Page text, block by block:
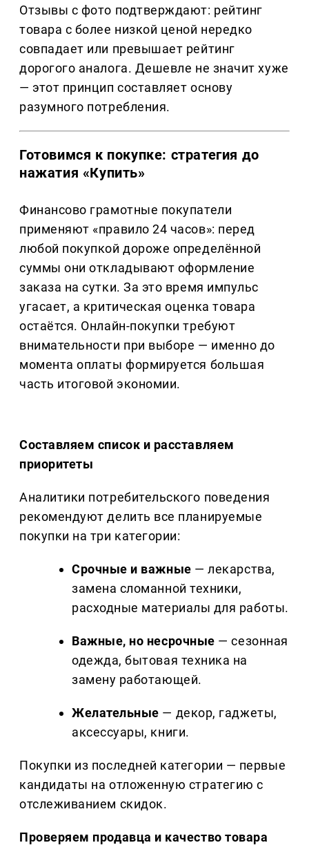
Отзывы с фото подтверждают: рейтинг
товара с более низкой ценой нередко
совпадает или превышает рейтинг
дорогого аналога. Дешевле не значит хуже
— этот принцип составляет основу
разумного потребления.
Готовимся к покупке: стратегия до
нажатия «Купить»
Финансово грамотные покупатели
применяют «правило 24 часов»: перед
любой покупкой дороже определённой
суммы они откладывают оформление
заказа на сутки. За это время импульс
угасает, а критическая оценка товара
остаётся. Онлайн-покупки требуют
внимательности при выборе — именно до
момента оплаты формируется большая
часть итоговой экономии.
Составляем список и расставляем
приоритеты
Аналитики потребительского поведения
рекомендуют делить все планируемые
покупки на три категории:
Срочные и важные — лекарства,
замена сломанной техники,
расходные материалы для работы.
Важные, но несрочные — сезонная
одежда, бытовая техника на
замену работающей.
Желательные — декор, гаджеты,
аксессуары, книги.
Покупки из последней категории — первые
кандидаты на отложенную стратегию с
отслеживанием скидок.
Проверяем продавца и качество товара